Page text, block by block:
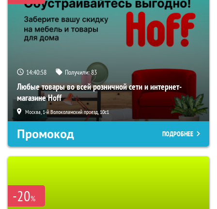
14:40:57 Получили:83
Любые товары во всей розничной сети и интернет-
магазине Hoff
Москва, 1-й Волоколамский проезд, 10с1
Промокод ПОДРОБНЕЕ
-20%